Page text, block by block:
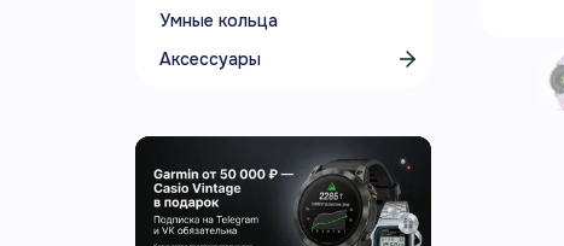
Умные кольца
Аксессуары